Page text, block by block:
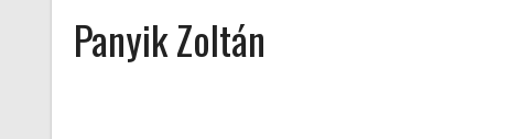
Panyik Zoltán